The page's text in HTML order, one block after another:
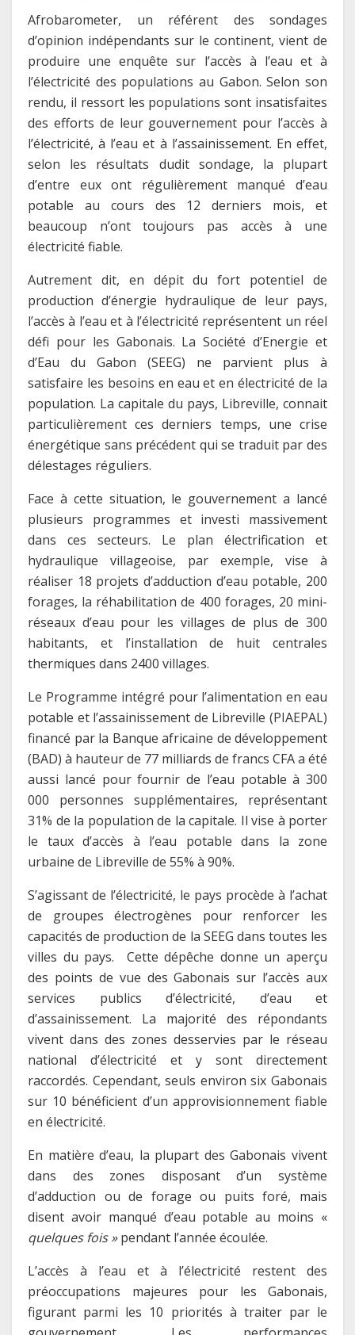
Afrobarometer, un référent des sondages
d’opinion indépendants sur le continent, vient de
produire une enquête sur l’accès à l’eau et à
l’électricité des populations au Gabon. Selon son
rendu, il ressort les populations sont insatisfaites
des efforts de leur gouvernement pour l’accès à
l’électricité, à l’eau et à l’assainissement. En effet,
selon les résultats dudit sondage, la plupart
d’entre eux ont régulièrement manqué d’eau
potable au cours des 12 derniers mois, et
beaucoup n’ont toujours pas accès à une
électricité fiable.
Autrement dit, en dépit du fort potentiel de
production d’énergie hydraulique de leur pays,
l’accès à l’eau et à l’électricité représentent un réel
défi pour les Gabonais. La Société d’Energie et
d’Eau du Gabon (SEEG) ne parvient plus à
satisfaire les besoins en eau et en électricité de la
population. La capitale du pays, Libreville, connait
particulièrement ces derniers temps, une crise
énergétique sans précédent qui se traduit par des
délestages réguliers.
Face à cette situation, le gouvernement a lancé
plusieurs programmes et investi massivement
dans ces secteurs. Le plan électrification et
hydraulique villageoise, par exemple, vise à
réaliser 18 projets d’adduction d’eau potable, 200
forages, la réhabilitation de 400 forages, 20 mini-
réseaux d’eau pour les villages de plus de 300
habitants, et l’installation de huit centrales
thermiques dans 2400 villages.
Le Programme intégré pour l’alimentation en eau
potable et l’assainissement de Libreville (PIAEPAL)
financé par la Banque africaine de développement
(BAD) à hauteur de 77 milliards de francs CFA a été
aussi lancé pour fournir de l’eau potable à 300
000 personnes supplémentaires, représentant
31% de la population de la capitale. Il vise à porter
le taux d’accès à l’eau potable dans la zone
urbaine de Libreville de 55% à 90%.
S’agissant de l’électricité, le pays procède à l’achat
de groupes électrogènes pour renforcer les
capacités de production de la SEEG dans toutes les
villes du pays. Cette dépêche donne un aperçu
des points de vue des Gabonais sur l’accès aux
services publics d’électricité, d’eau et
d’assainissement. La majorité des répondants
vivent dans des zones desservies par le réseau
national d’électricité et y sont directement
raccordés. Cependant, seuls environ six Gabonais
sur 10 bénéficient d’un approvisionnement fiable
en électricité.
En matière d’eau, la plupart des Gabonais vivent
dans des zones disposant d’un système
d’adduction ou de forage ou puits foré, mais
disent avoir manqué d’eau potable au moins «
quelques fois »pendant l’année écoulée.
L’accès à l’eau et à l’électricité restent des
préoccupations majeures pour les Gabonais,
figurant parmi les 10 priorités à traiter par le